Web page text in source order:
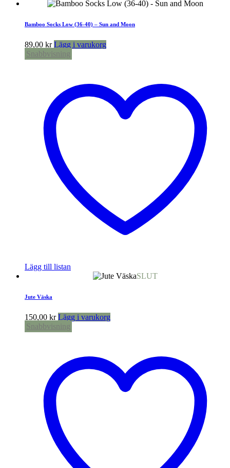
Bamboo Socks Low (36-40) – Sun and Moon
89,00 kr Lägg i varukorg
Snabbvisning
Lägg till listan
SLUT
Jute Väska
150,00 kr Lägg i varukorg
Snabbvisning